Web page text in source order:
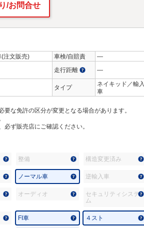
/お問合せ
(注文販売) 車検/自賠責
―
走行距離 ―
タイプ
ネイキッド／輸入
車
な免許の区分が変更となる場合があります。
ず販売店にご確認ください。
整備 構造変更済み
ノーマル車 逆輸入車
オーディオ
セキュリティシステ
ム
FI車 ４スト